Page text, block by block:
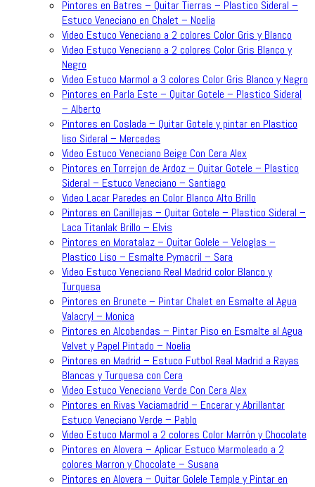
Pintores en Batres – Quitar Tierras – Plastico Sideral –
Estuco Veneciano en Chalet – Noelia
Video Estuco Veneciano a 2 colores Color Gris y Blanco
Video Estuco Veneciano a 2 colores Color Gris Blanco y
Negro
Video Estuco Marmol a 3 colores Color Gris Blanco y Negro
Pintores en Parla Este – Quitar Gotele – Plastico Sideral
– Alberto
Pintores en Coslada – Quitar Gotele y pintar en Plastico
liso Sideral – Mercedes
Video Estuco Veneciano Beige Con Cera Alex
Pintores en Torrejon de Ardoz – Quitar Gotele – Plastico
Sideral – Estuco Veneciano – Santiago
Video Lacar Paredes en Color Blanco Alto Brillo
Pintores en Canillejas – Quitar Gotele – Plastico Sideral –
Laca Titanlak Brillo – Elvis
Pintores en Moratalaz – Quitar Golele – Veloglas –
Plastico Liso – Esmalte Pymacril – Sara
Video Estuco Veneciano Real Madrid color Blanco y
Turquesa
Pintores en Brunete – Pintar Chalet en Esmalte al Agua
Valacryl – Monica
Pintores en Alcobendas – Pintar Piso en Esmalte al Agua
Velvet y Papel Pintado – Noelia
Pintores en Madrid – Estuco Futbol Real Madrid a Rayas
Blancas y Turquesa con Cera
Video Estuco Veneciano Verde Con Cera Alex
Pintores en Rivas Vaciamadrid – Encerar y Abrillantar
Estuco Veneciano Verde – Pablo
Video Estuco Marmol a 2 colores Color Marrón y Chocolate
Pintores en Alovera – Aplicar Estuco Marmoleado a 2
colores Marron y Chocolate – Susana
Pintores en Alovera – Quitar Golele Temple y Pintar en